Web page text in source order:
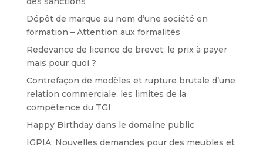
Dépôt de marque au nom d’une société en
formation – Attention aux formalités
Redevance de licence de brevet: le prix à payer
mais pour quoi ?
Contrefaçon de modèles et rupture brutale d’une
relation commerciale: les limites de la
compétence du TGI
Happy Birthday dans le domaine public
IGPIA: Nouvelles demandes pour des meubles et